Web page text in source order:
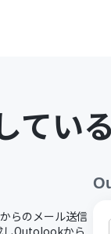
てい
らのメール送信
しOutolookから